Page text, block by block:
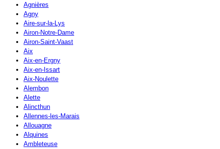
Agnières
Agny
Aire-sur-la-Lys
Airon-Notre-Dame
Airon-Saint-Vaast
Aix
Aix-en-Ergny
Aix-en-Issart
Aix-Noulette
Alembon
Alette
Alincthun
Allennes-les-Marais
Allouagne
Alquines
Ambleteuse